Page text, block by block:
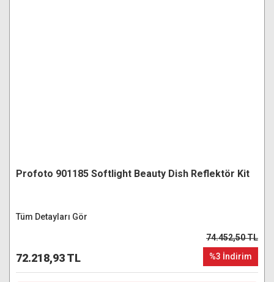
Profoto 901185 Softlight Beauty Dish Reflektör Kit
Tüm Detayları Gör
72.218,93 TL
74.452,50 TL
%3 İndirim